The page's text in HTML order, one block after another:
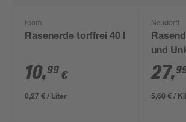
toom
Rasenerde torffrei 40 l
10,99 €
0,27 € / Liter
Neudorff
und
kg
27,
5,60 € /